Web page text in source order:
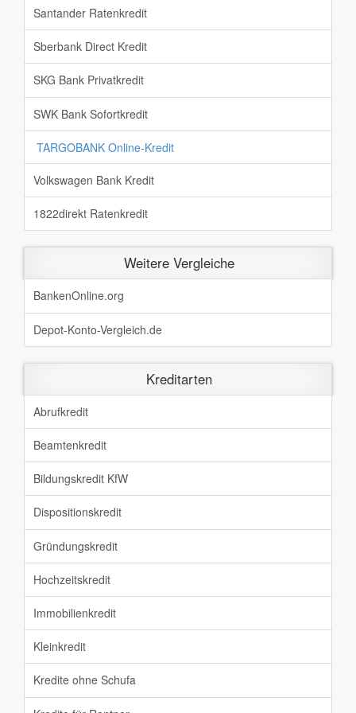
Santander Ratenkredit
Sberbank Direct Kredit
SKG Bank Privatkredit
SWK Bank Sofortkredit
TARGOBANK Online-Kredit
Volkswagen Bank Kredit
1822direkt Ratenkredit
Weitere Vergleiche
BankenOnline.org
Depot-Konto-Vergleich.de
Kreditarten
Abrufkredit
Beamtenkredit
Bildungskredit KfW
Dispositionskredit
Gründungskredit
Hochzeitskredit
Immobilienkredit
Kleinkredit
Kredite ohne Schufa